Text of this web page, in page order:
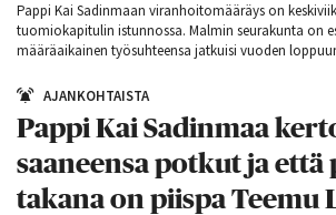
Pappi Kai Sadinmaan viranhoitomääräys on
tuomiokapitulin istunnossa. Malmin seurakunta on
määräaikainen työsuhteensa jatkuisi vuoden
AJANKOHTAISTA
Pappi Kai Sadinmaa
saaneensa potkut ja että
takana on piispa Teemu